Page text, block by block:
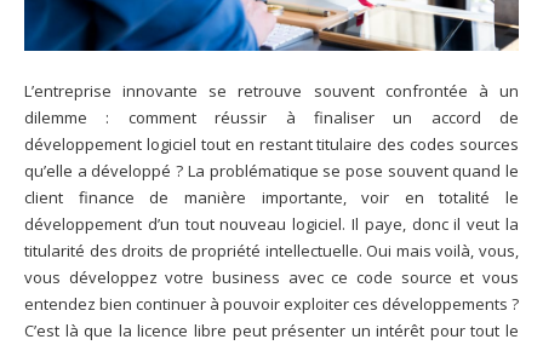
L’entreprise innovante se retrouve souvent confrontée à un
dilemme : comment réussir à finaliser un accord de
développement logiciel tout en restant titulaire des codes sources
qu’elle a développé ? La problématique se pose souvent quand le
client finance de manière importante, voir en totalité le
développement d’un tout nouveau logiciel. Il paye, donc il veut la
titularité des droits de propriété intellectuelle. Oui mais voilà, vous,
vous développez votre business avec ce code source et vous
entendez bien continuer à pouvoir exploiter ces développements ?
C’est là que la licence libre peut présenter un intérêt pour tout le